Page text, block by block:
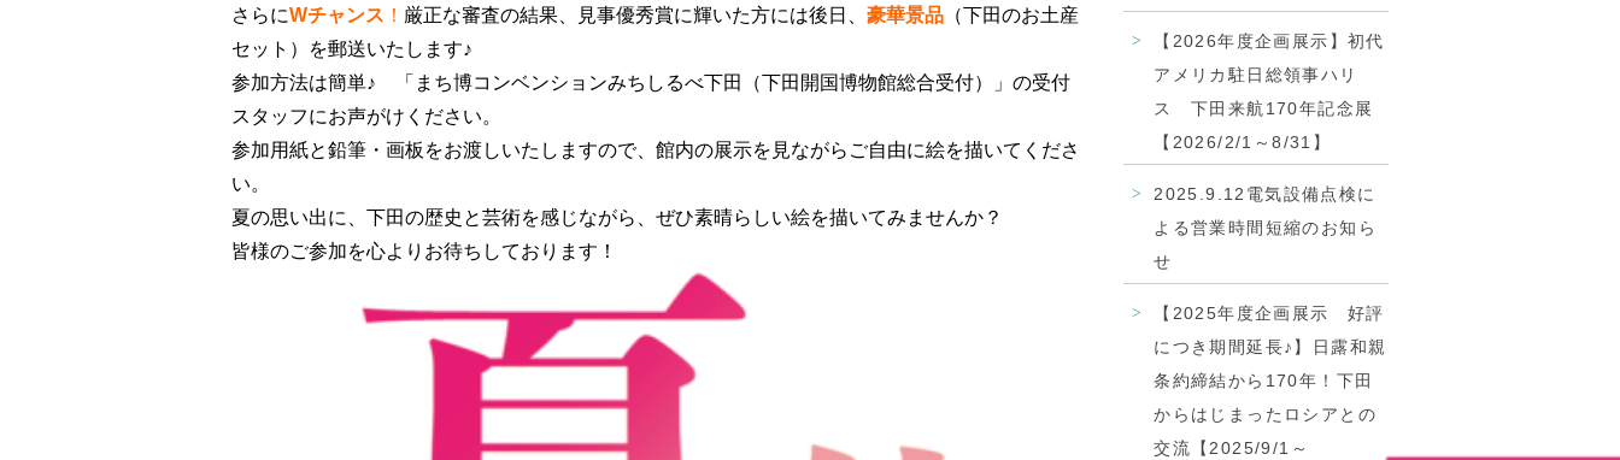
さらにWチャンス ！ 厳正な審査の結果、見事優秀賞に輝いた方には後日、 豪華景品 （下田のお土産
セット）を郵送いたします♪
参加方法は簡単♪ 「まち博コンベンションみちしるべ下田（下田開国博物館総合受付）」の受付
スタッフにお声がけください。
参加用紙と鉛筆・画板をお渡しいたしますので、館内の展示を見ながらご自由に絵を描いてくださ
い。
夏の思い出に、下田の歴史と芸術を感じながら、ぜひ素晴らしい絵を描いてみませんか？
皆様のご参加を心よりお待ちしております！
【2026年度企画展示】初代
アメリカ駐日総領事ハリ
ス 下田来航170年記念展
【2026/2/1～8/31】
2025.9.12電気設備点検に
よる営業時間短縮のお知ら
せ
【2025年度企画展示 好評
につき期間延長♪】日露和親
条約締結から170年！下田
からはじまったロシアとの
交流【2025/9/1～